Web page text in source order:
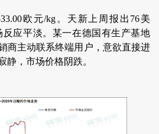
欧元/kg。天新上周报出76美
应平淡。某一在德国有生产基地
商主动联系终端用户，意欲直接进
静，市场价格阴跌。